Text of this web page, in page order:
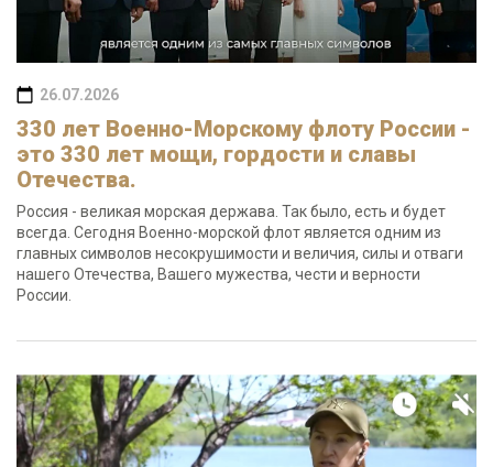
26.07.2026
330 лет Военно-Морскому флоту России -
это 330 лет мощи, гордости и славы
Отечества.
Россия - великая морская держава. Так было, есть и будет
всегда. Сегодня Военно-морской флот является одним из
главных символов несокрушимости и величия, силы и отваги
нашего Отечества, Вашего мужества, чести и верности
России.